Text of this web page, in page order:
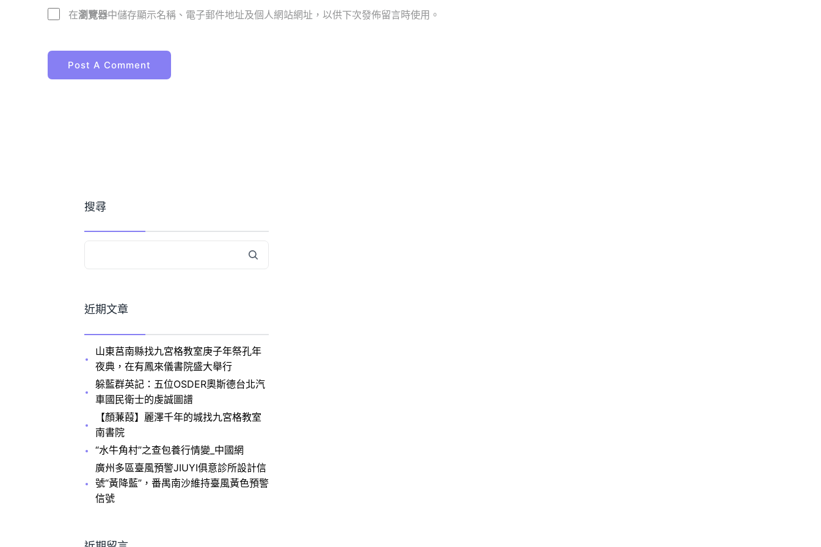
在瀏覽器中儲存顯示名稱、電子郵件地址及個人網站網址，以供下次發佈留言時使用。
搜尋
近期文章
山東莒南縣找九宮格教室庚子年祭孔年
夜典，在有鳳來儀書院盛大舉行
躲藍群英記：五位OSDER奧斯德台北汽
車國民衛士的虔誠圖譜
【顏蒹葭】麗澤千年的城找九宮格教室
南書院
“水牛角村”之查包養行情變_中國網
廣州多區臺風預警JIUYI俱意診所設計信
號“黃降藍”，番禺南沙維持臺風黃色預警
信號